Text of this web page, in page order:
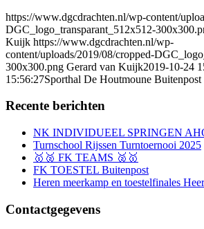
https://www.dgcdrachten.nl/wp-content/
DGC_logo_transparant_512x512-
Kuijk https://www.dgcdrachten.nl/wp-
content/uploads/2019/08/cropped-
300x300.png Gerard van Kuijk2019-10-24
15:56:27Sporthal De Houtmoune Buitenpost
Recente berichten
NK INDIVIDUEEL SPRINGEN
Turnschool Rijssen Turntoernooi 2025
🥇🥈 FK TEAMS 🥈🥇
FK TOESTEL Buitenpost
Heren meerkamp en toestelfinales
Contactgegevens